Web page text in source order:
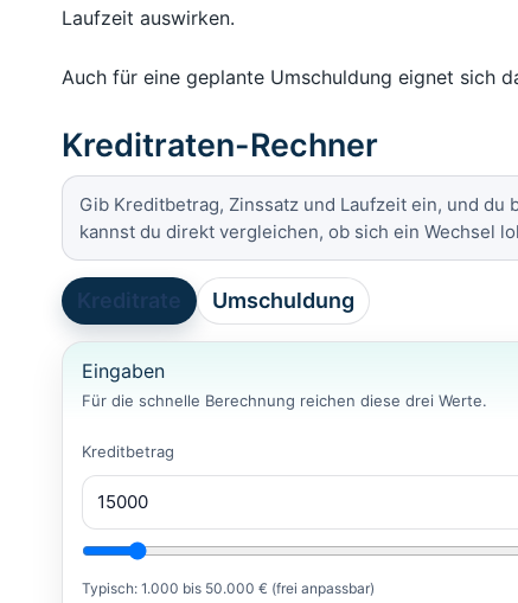
Laufzeit auswirken.
Auch für eine geplante Umschuldung eignet sich
Kreditraten-Rechner
Gib Kreditbetrag, Zinssatz und Laufzeit ein, und
kannst du direkt vergleichen, ob sich ein Wechsel
Umschuldung
Eingaben
Für die schnelle Berechnung reichen diese drei Werte.
Kreditbetrag
Typisch: 1.000 bis 50.000 € (frei anpassbar)